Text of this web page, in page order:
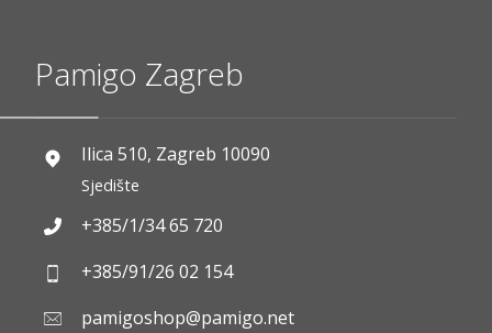
Pamigo Zagreb
Ilica 510, Zagreb 10090
Sjedište
+385/1/34 65 720
+385/91/26 02 154
pamigoshop@pamigo.net